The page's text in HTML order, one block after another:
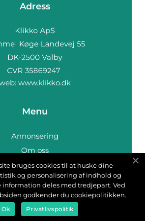
Adress
www.klikko.dk
Menu
Annonsering
Om oss
Cookies
Kontakta oss
Sitemap
bruges cookies til at huske dine
og personalisering af indhold og
information deles med tredjepart. Ved
godkender du cookiepolitikken.
Ok Privatlivspolitik